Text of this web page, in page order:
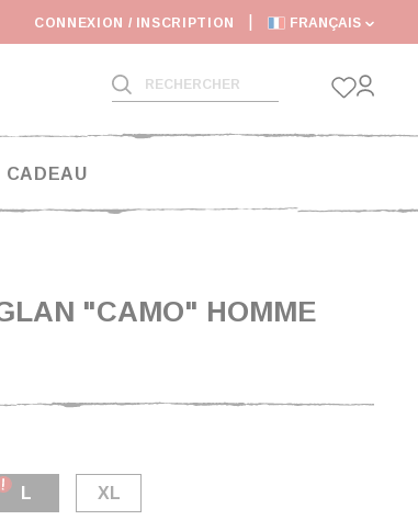
RALONGÉS
CONNEXION / INSCRIPTION FRANÇAIS
CADEAU
"CAMO" HOMME
L XL